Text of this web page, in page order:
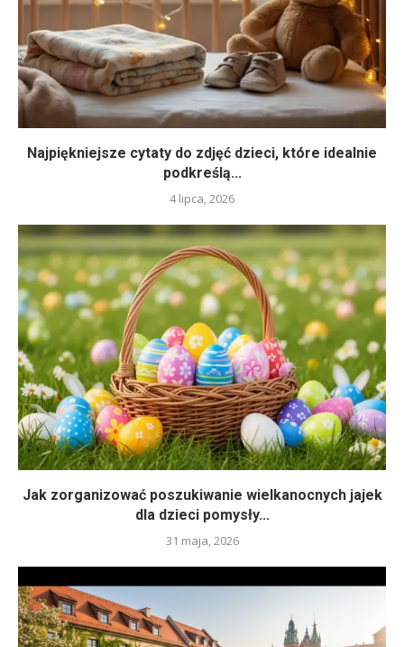
Najpiękniejsze cytaty do zdjęć dzieci, które idealnie
podkreślą...
4 lipca, 2026
Jak zorganizować poszukiwanie wielkanocnych jajek
dla dzieci pomysły...
31 maja, 2026